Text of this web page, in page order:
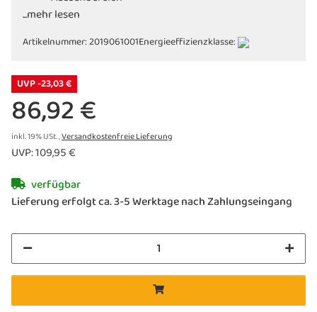
» langlebige LED-Technologie
...mehr lesen
Artikelnummer:2019061001Energieeffizienzklasse:
UVP -23,03 €
86,92 €
inkl. 19% USt. ,Versandkostenfreie Lieferung
UVP:109,95 €
verfügbar
Lieferung erfolgt ca. 3-5 Werktage nach Zahlungseingang